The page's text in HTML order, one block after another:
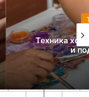
инструменты